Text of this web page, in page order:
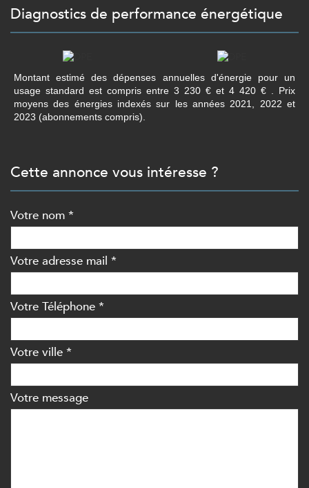
diagnostics de performance énergétique
Montant estimé des dépenses annuelles d'énergie pour un
usage standard est compris entre 3 230 € et 4 420 € . Prix
moyens des énergies indexés sur les années 2021, 2022 et
2023 (abonnements compris).
cette annonce vous intéresse ?
Votre nom *
Votre adresse mail *
Votre Téléphone *
Votre ville *
Votre message